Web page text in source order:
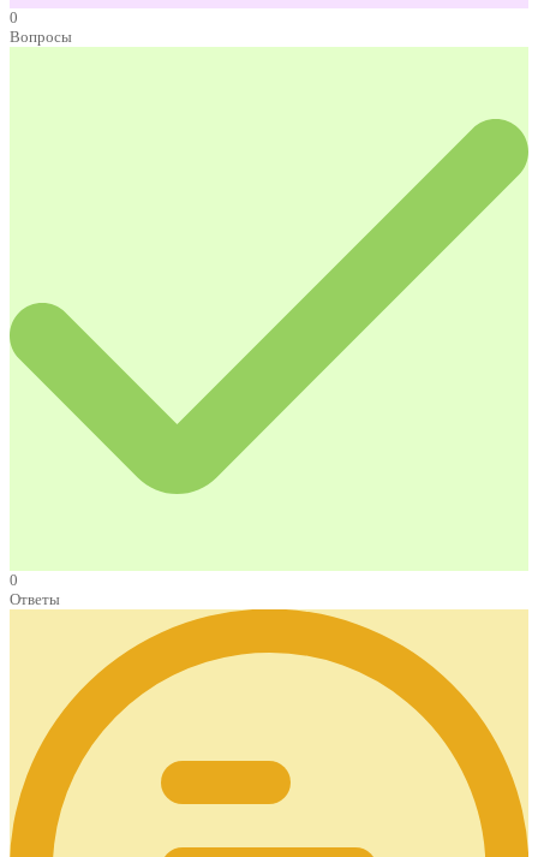
0
Вопросы
0
Ответы